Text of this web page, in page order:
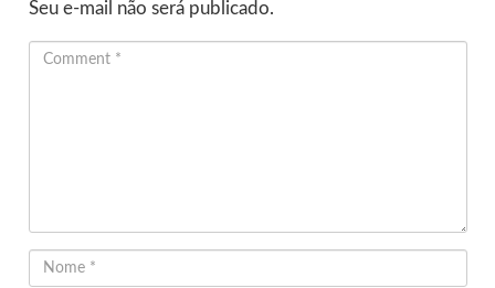
Seu e-mail não será publicado.